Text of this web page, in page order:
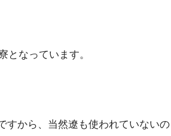
となっています。
すから、当然遼も使われていないの